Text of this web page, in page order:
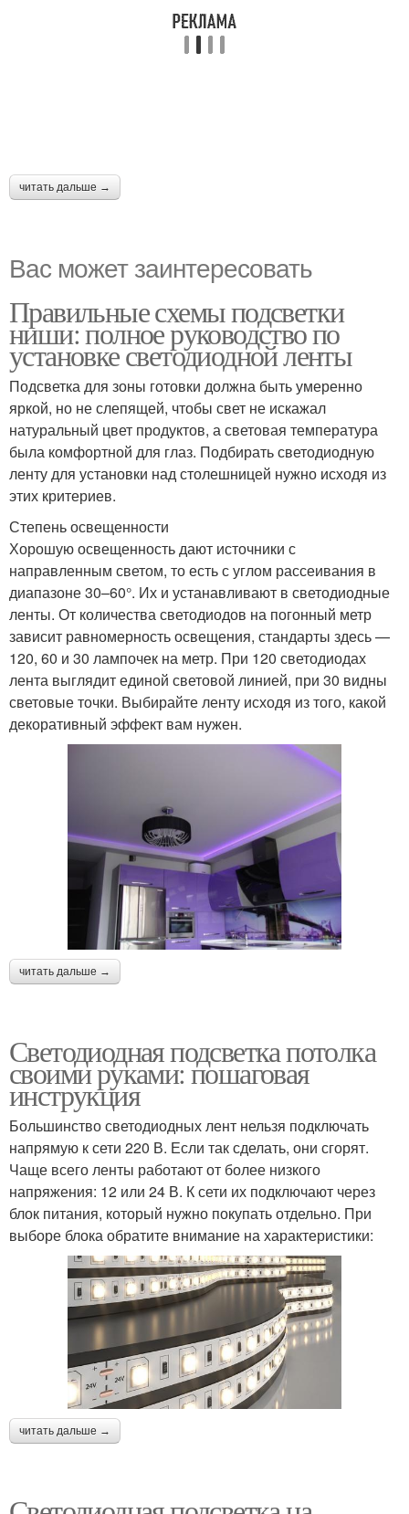
читать дальше →
Вас может заинтересовать
Правильные схемы подсветки
ниши: полное руководство по
установке светодиодной ленты
Подсветка для зоны готовки должна быть умеренно
яркой, но не слепящей, чтобы свет не искажал
натуральный цвет продуктов, а световая температура
была комфортной для глаз. Подбирать светодиодную
ленту для установки над столешницей нужно исходя из
этих критериев.
Степень освещенности
Хорошую освещенность дают источники с
направленным светом, то есть с углом рассеивания в
диапазоне 30–60°. Их и устанавливают в светодиодные
ленты. От количества светодиодов на погонный метр
зависит равномерность освещения, стандарты здесь —
120, 60 и 30 лампочек на метр. При 120 светодиодах
лента выглядит единой световой линией, при 30 видны
световые точки. Выбирайте ленту исходя из того, какой
декоративный эффект вам нужен.
читать дальше →
Светодиодная подсветка потолка
своими руками: пошаговая
инструкция
Большинство светодиодных лент нельзя подключать
напрямую к сети 220 В. Если так сделать, они сгорят.
Чаще всего ленты работают от более низкого
напряжения: 12 или 24 В. К сети их подключают через
блок питания, который нужно покупать отдельно. При
выборе блока обратите внимание на характеристики:
читать дальше →